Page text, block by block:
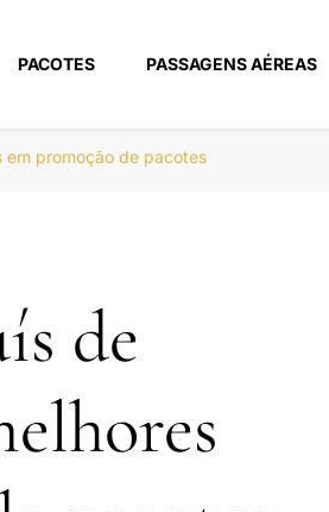
PACOTES PASSAGENS AÉREAS
em promoção de pacotes
de